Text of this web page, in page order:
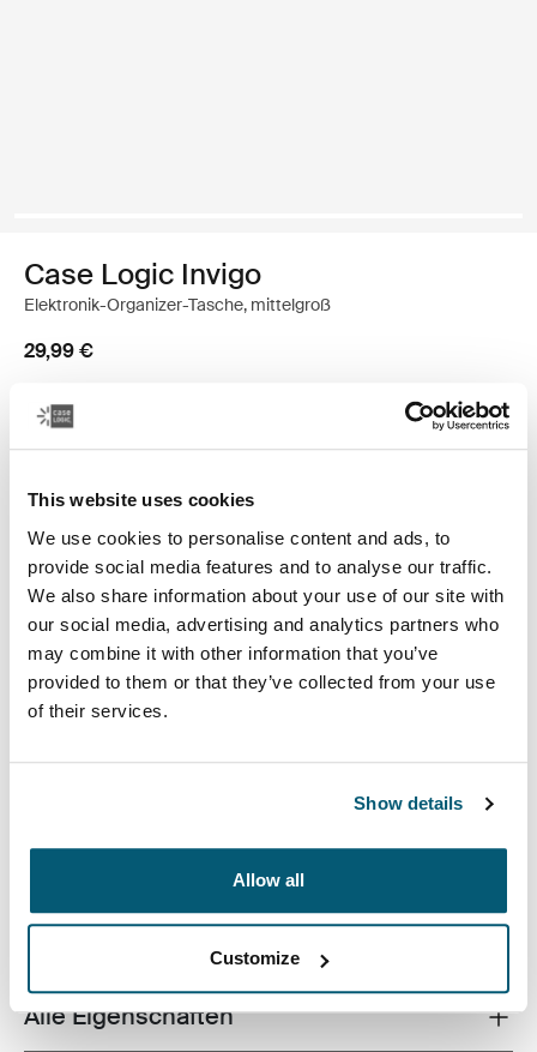
This website uses cookies
We use cookies to personalise content and ads, to
provide social media features and to analyse our traffic.
We also share information about your use of our site with
our social media, advertising and analytics partners who
may combine it with other information that you’ve
provided to them or that they’ve collected from your use
of their services.
Show details
Allow all
Customize
Case Logic Invigo
Elektronik-Organizer-Tasche, mittelgroß
29,99 €
Die Elektronikgeräte-Tasche Invigo von Case Logic
bietet Platz für Deine Kabel, Kopfhörer, Adapter und
einer größeren Tasche verstauen oder auch einzeln
Beschreibung des Produkts
Toggle features
Alle Eigenschaften